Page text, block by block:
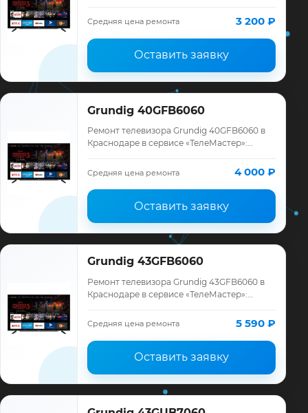
ремонта, запчасти и гарантия до 12
месяцев.
Средняя цена ремонта 3 200 ₽
Оставить заявку
Grundig 40GFB6060
Ремонт телевизора Grundig 40GFB6060 в
Краснодаре в сервисе «ТелеМастер»:
ремонта, запчасти и гарантия до 12
месяцев.
Средняя цена ремонта 4 000 ₽
Оставить заявку
Grundig 43GFB6060
Ремонт телевизора Grundig 43GFB6060 в
Краснодаре в сервисе «ТелеМастер»:
ремонта, запчасти и гарантия до 12
месяцев.
Средняя цена ремонта 5 590 ₽
Оставить заявку